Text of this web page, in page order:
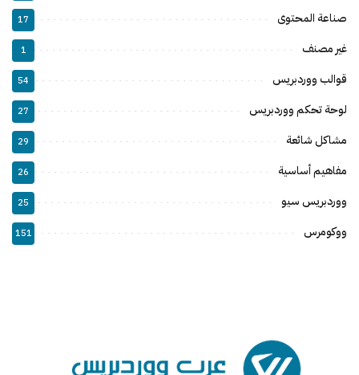
صناعة المحتوى 17
غير مصنف 1
قوالب ووردبريس 54
لوحة تحكم ووردبريس 27
مشاكل شائعة 29
مفاهيم أساسية 26
ووردبريس سيو 25
ووكومرس 151